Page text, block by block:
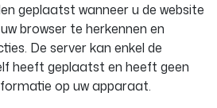
geplaatst wanneer u de website
browser te herkennen en
De server kan enkel de
heeft geplaatst en heeft geen
op uw apparaat.